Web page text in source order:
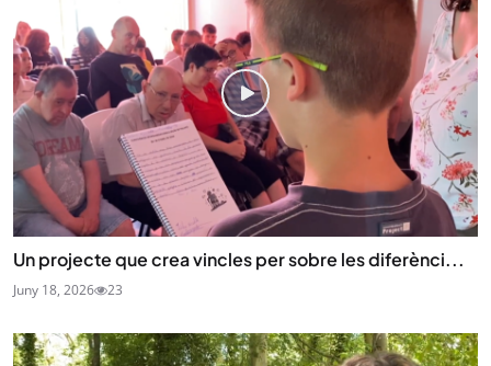
Un projecte que crea vincles per sobre les diferènci...
Juny 18, 2026 23